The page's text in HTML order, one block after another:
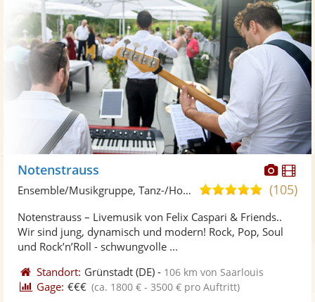
Fotos
Notenstrauss
5,0
5
(105)
Ensemble/Musikgruppe, Tanz-/Hochzeitsband
Notenstrauss – Livemusik von Felix Caspari & Friends..
Wir sind jung, dynamisch und modern! Rock, Pop, Soul
und Rock’n’Roll - schwungvolle ...
Standort: Grünstadt (DE) - 106 km von Saarlouis
Gage: €€€ (ca. 1800 € - 3500 € pro Auftritt)